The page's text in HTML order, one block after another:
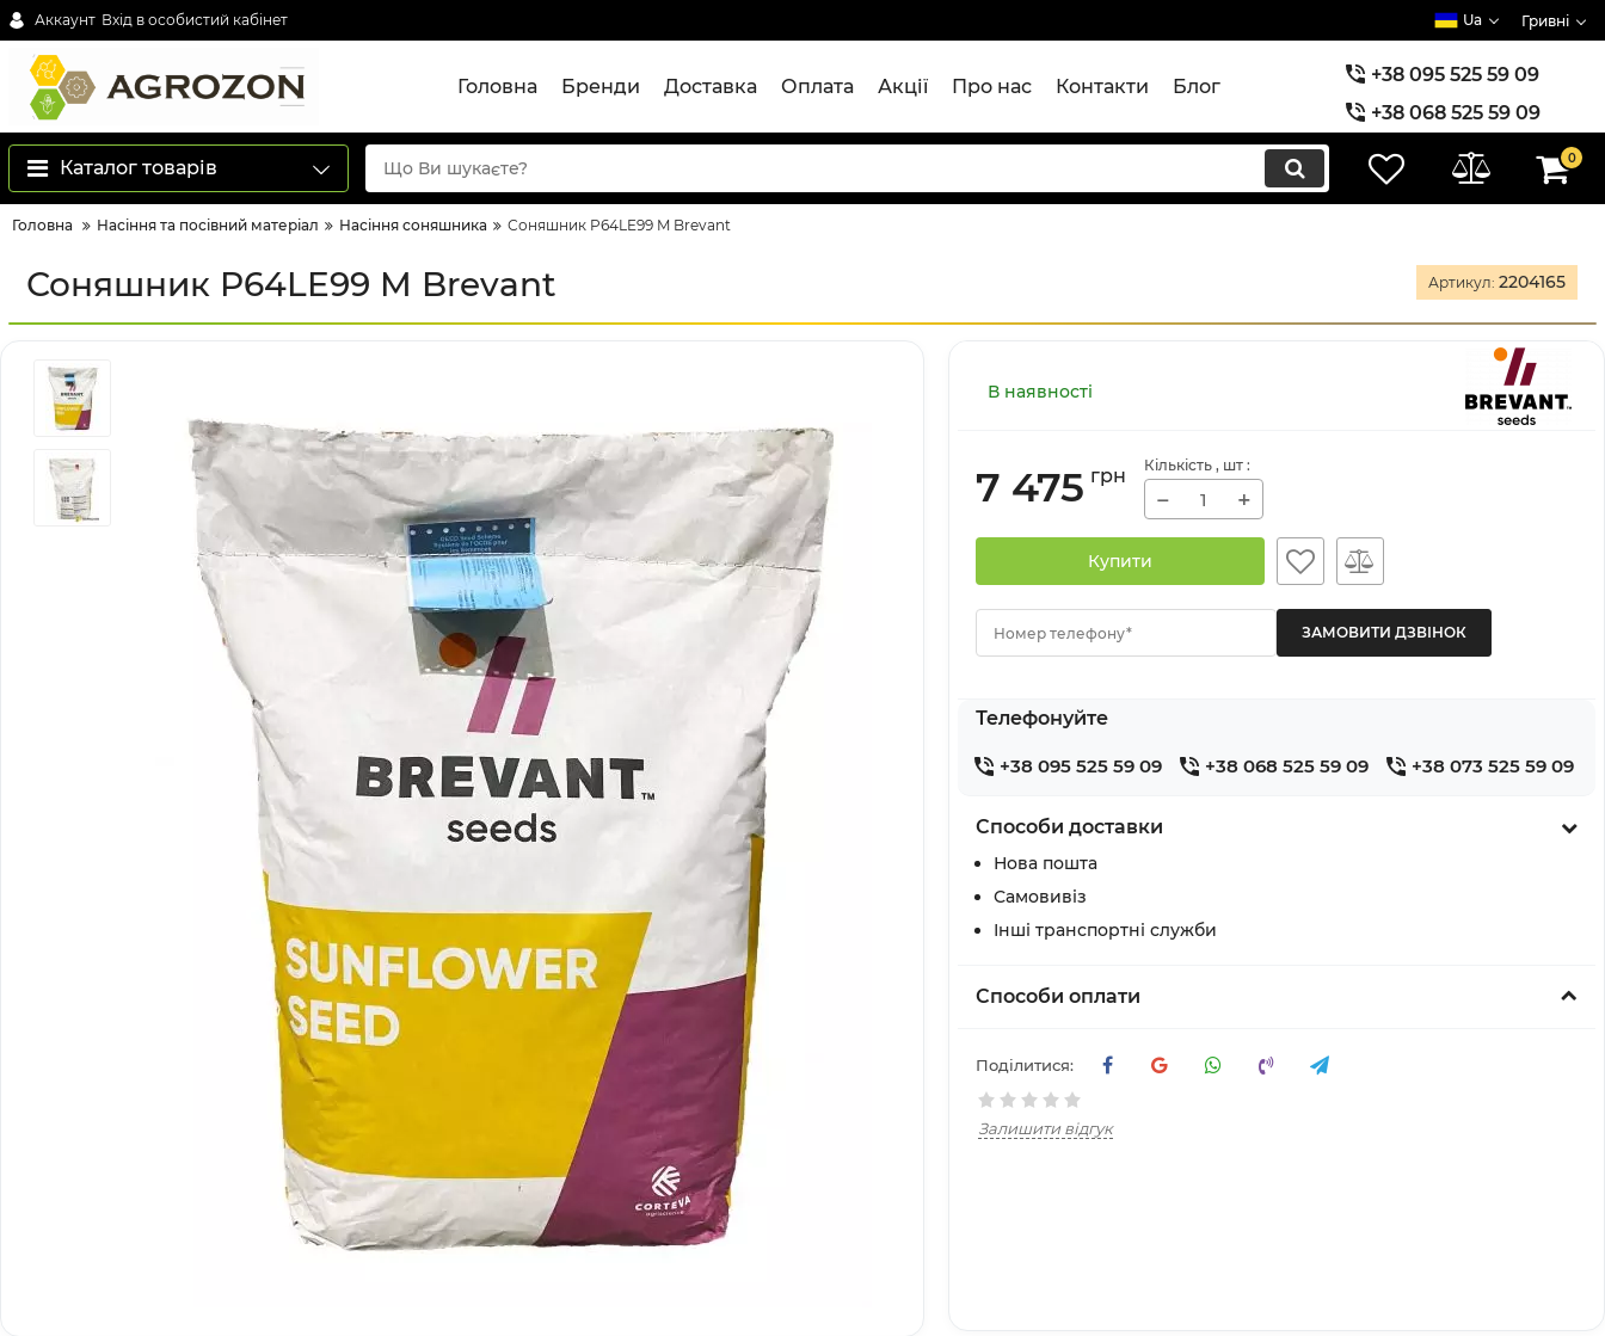
Аккаунт Вхід в особистий кабінет Ua Гривні
Головна Бренди Доставка Оплата Акції Про нас Контакти Блог
+38 095 525 59 09
+38 068 525 59 09
+38 073 525 59 09
Каталог товарів 0
Головна Насіння та посівний матеріал Насіння соняшника Соняшник P64LE99 M Brevant
Соняшник P64LE99 M Brevant Артикул: 2204165
В наявності
7 475 грн Кількість , шт :
− +
Купити
Номер телефону*
Телефонуйте
+38 095 525 59 09 +38 068 525 59 09 +38 073 525 59 09
Способи доставки
Нова пошта
Самовивіз
Інші транспортні служби
Способи оплати
Поділитися:
Залишити відгук